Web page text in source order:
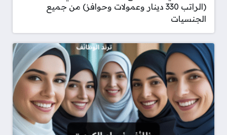
(الراتب 330 دينار وعمولات وحوافز) من جميع
الجنسيات